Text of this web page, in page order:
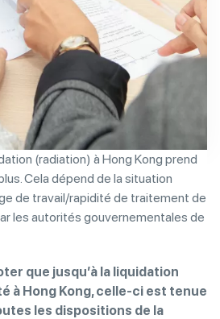
(radiation) à Hong Kong prend
Cela dépend de la situation
de travail/rapidité de traitement de
les autorités gouvernementales de
que jusqu’à la liquidation
à Hong Kong, celle-ci est tenue
les dispositions de la